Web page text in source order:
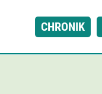
CHRONIK